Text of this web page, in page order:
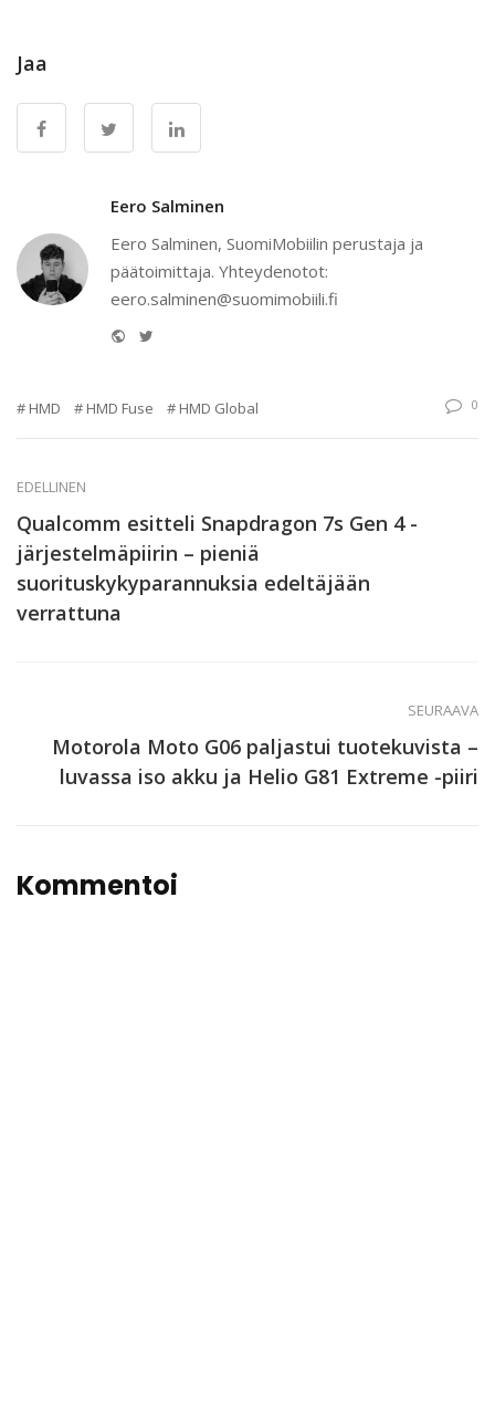
Jaa
Eero Salminen
Eero Salminen, SuomiMobiilin perustaja ja
päätoimittaja. Yhteydenotot:
eero.salminen@suomimobiili.fi
Website
HMD HMD Fuse HMD Global 0
EDELLINEN
Qualcomm esitteli Snapdragon 7s Gen 4 -
järjestelmäpiirin – pieniä
suorituskykyparannuksia edeltäjään
verrattuna
SEURAAVA
Motorola Moto G06 paljastui tuotekuvista –
luvassa iso akku ja Helio G81 Extreme -piiri
Kommentoi